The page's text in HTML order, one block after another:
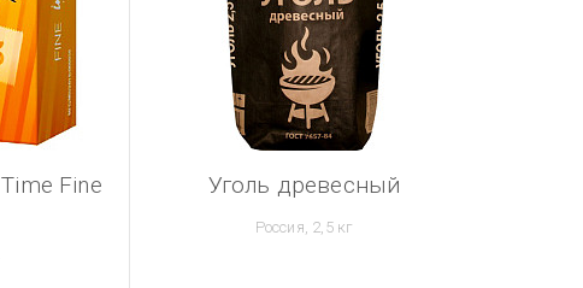
Fine
Уголь древесный
Россия, 2,5 кг